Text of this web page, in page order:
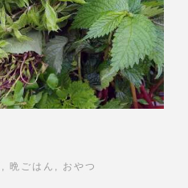
晩ごはん おやつ